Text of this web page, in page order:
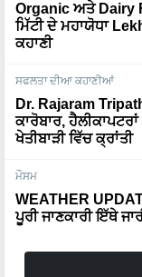
Organic ਅਤੇ Dairy
ਮਿੱਟੀ ਦੇ ਮਹਾਯੋਧਾ
ਕਹਾਣੀ
ਸਫਲਤਾ ਦੀਆ ਕਹਾਣੀਆਂ
Dr. Rajaram
ਕਾਰੋਬਾਰ,
ਖੇਤੀਬਾੜੀ ਵਿੱਚ ਕ੍ਰਾਂਤੀ
ਮੌਸਮ
WEATHER
ਪੂਰੀ ਜਾਣਕਾਰੀ ਇੱਥੇ